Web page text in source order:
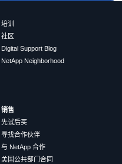
培训
社区
Digital Support Blog
NetApp Neighborhood
销售
先试后买
寻找合作伙伴
与 NetApp 合作
美国公共部门合同